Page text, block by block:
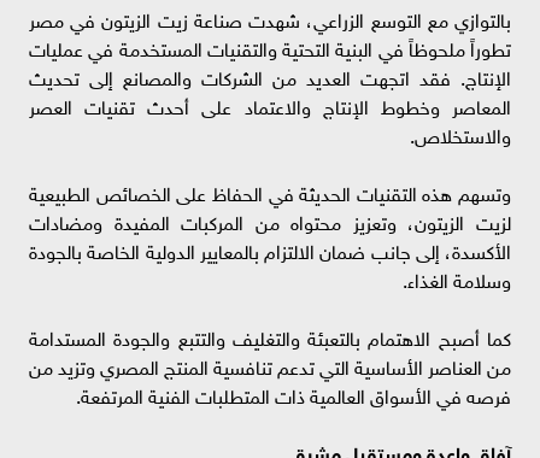
بالتوازي مع التوسع الزراعي، شهدت صناعة زيت الزيتون في مصر
تطوراً ملحوظاً في البنية التحتية والتقنيات المستخدمة في عمليات
الإنتاج. فقد اتجهت العديد من الشركات والمصانع إلى تحديث
المعاصر وخطوط الإنتاج والاعتماد على أحدث تقنيات العصر
والاستخلاص.
وتسهم هذه التقنيات الحديثة في الحفاظ على الخصائص الطبيعية
لزيت الزيتون، وتعزيز محتواه من المركبات المفيدة ومضادات
الأكسدة، إلى جانب ضمان الالتزام بالمعايير الدولية الخاصة بالجودة
وسلامة الغذاء.
كما أصبح الاهتمام بالتعبئة والتغليف والتتبع والجودة المستدامة
من العناصر الأساسية التي تدعم تنافسية المنتج المصري وتزيد من
فرصه في الأسواق العالمية ذات المتطلبات الفنية المرتفعة.